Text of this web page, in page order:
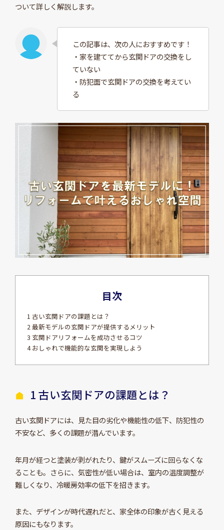
ついて詳しく解説します。
この記事は、次の人におすすめです！
・家を建ててから玄関ドアの交換をし
ていない
・防犯面で玄関ドアの交換を考えてい
る
目次
1 古い玄関ドアの課題とは？
2 最新モデルの玄関ドアが提供するメリット
3 玄関ドアリフォームを成功させるコツ
4 おしゃれで機能的な玄関を実現しよう
1 古い玄関ドアの課題とは？
古い玄関ドアには、見た目の劣化や機能性の低下、防犯性の
不安など、多くの課題が潜んでいます。
年月が経つと塗装が剥がれたり、鍵がスムーズに回らなくな
ることも。さらに、気密性が低い場合は、室内の温度調整が
難しくなり、冷暖房効率の低下を招きます。
また、デザインが時代遅れだと、家全体の印象が古く見える
原因にもなります。